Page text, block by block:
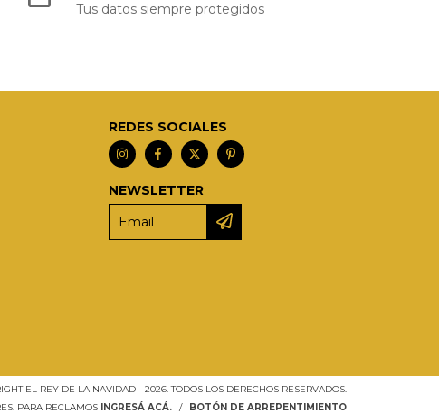
Tus datos siempre protegidos
REDES SOCIALES
NEWSLETTER
EL REY DE LA NAVIDAD - 2026. TODOS LOS DERECHOS RESERVADOS.
PARA RECLAMOS INGRESÁ ACÁ. / BOTÓN DE ARREPENTIMIENTO